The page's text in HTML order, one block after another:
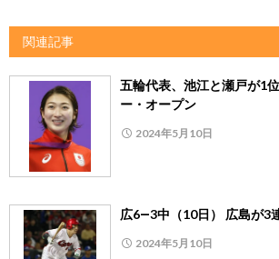
関連記事
五輪代表、池江と瀬戸が1
ー・オープン
2024年5月10日
広6―3中（10日） 広島が3
2024年5月10日